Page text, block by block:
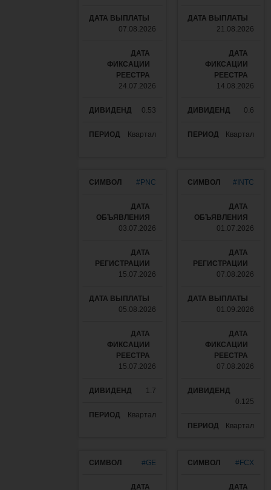
07.08.2026
24.07.2026
0.53
Квартал
21.08.2026
14.08.2026
0.6
Квартал
#PNC
03.07.2026
15.07.2026
05.08.2026
15.07.2026
1.7
Квартал
#INTC
01.07.2026
07.08.2026
01.09.2026
07.08.2026
0.125
Квартал
#GE #FCX